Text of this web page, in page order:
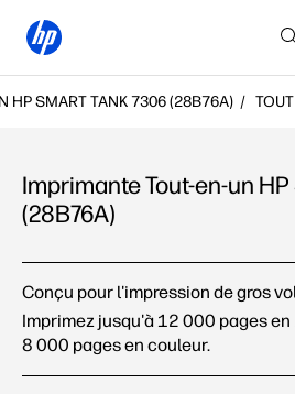
HP SMART TANK 7306 (28B76A)
Imprimante Tout-en-un
(28B76A)
Toutes les
Conçu pour l'impression de gros
Imprimez jusqu'à 12 000 pages
8 000 pages en couleur.